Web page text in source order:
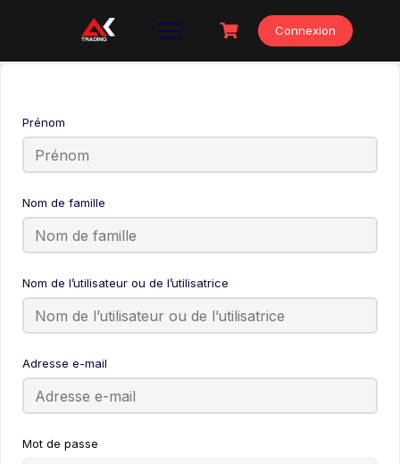
Connexion
Prénom
Nom de famille
Nom de l’utilisateur ou de l’utilisatrice
Adresse e-mail
Mot de passe